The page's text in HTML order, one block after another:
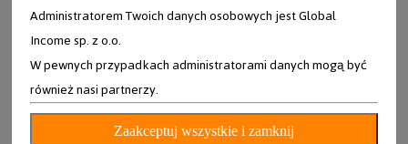
Wiosło z regulacją – dopasuj je do siebie i
warunków
Zakres długości: 162–210 cm
Idealne dla osób o różnym wzroście i stylu pływania – od
młodszych użytkowników po dorosłych.
Administratorem Twoich danych osobowych jest Global
Income sp. z o.o.
W pewnych przypadkach administratorami danych mogą być
również nasi partnerzy.
Zaakceptuj wszystkie i zamknij